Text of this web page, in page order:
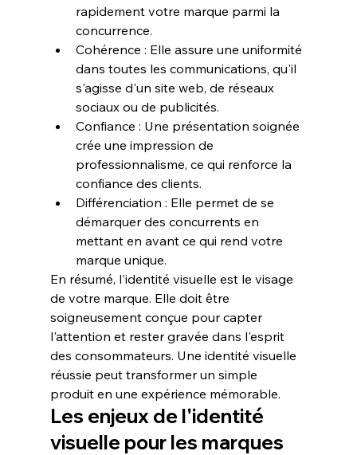
rapidement votre marque parmi la
concurrence.
Cohérence : Elle assure une uniformité
dans toutes les communications, qu'il
s'agisse d'un site web, de réseaux
sociaux ou de publicités.
Confiance : Une présentation soignée
crée une impression de
professionnalisme, ce qui renforce la
confiance des clients.
Différenciation : Elle permet de se
démarquer des concurrents en
mettant en avant ce qui rend votre
marque unique.
En résumé, l'identité visuelle est le visage
de votre marque. Elle doit être
soigneusement conçue pour capter
l'attention et rester gravée dans l'esprit
des consommateurs. Une identité visuelle
réussie peut transformer un simple
produit en une expérience mémorable.
Les enjeux de l'identité
visuelle pour les marques